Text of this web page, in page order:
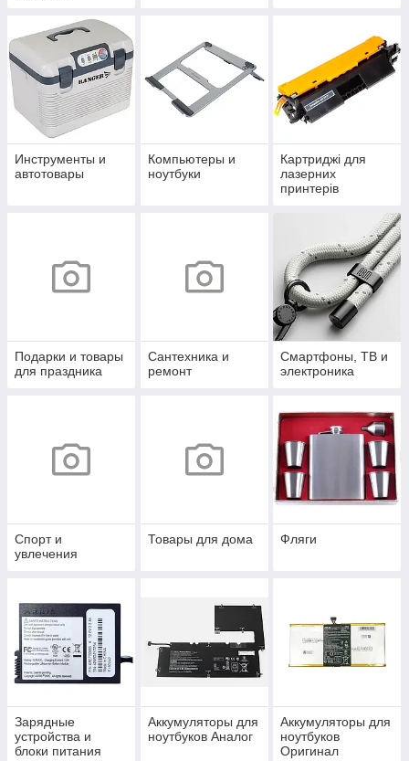
Инструменты и
автотовары
Компьютеры и
ноутбуки
Картриджі для
лазерних
принтерів
Подарки и товары
для праздника
Сантехника и
ремонт
Смартфоны, ТВ и
электроника
Спорт и
увлечения
Товары для дома Фляги
Зарядные
устройства и
блоки питания
Аккумуляторы для
ноутбуков Аналог
Аккумуляторы для
ноутбуков
Оригинал